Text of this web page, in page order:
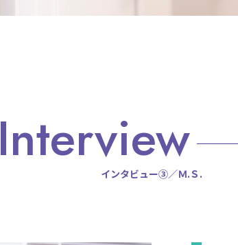
Interview
インタビュー③／Ｍ.Ｓ.